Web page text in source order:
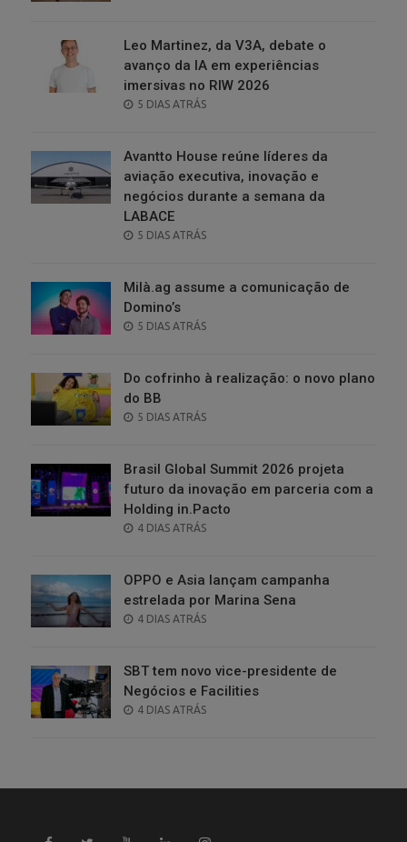
Leo Martinez, da V3A, debate o
avanço da IA em experiências
imersivas no RIW 2026
POSTED
5 DIAS ATRÁS
Avantto House reúne líderes da
aviação executiva, inovação e
negócios durante a semana da
LABACE
POSTED
5 DIAS ATRÁS
Milà.ag assume a comunicação de
Domino’s
POSTED
5 DIAS ATRÁS
Do cofrinho à realização: o novo plano
do BB
POSTED
5 DIAS ATRÁS
Brasil Global Summit 2026 projeta
futuro da inovação em parceria com a
Holding in.Pacto
POSTED
4 DIAS ATRÁS
OPPO e Asia lançam campanha
estrelada por Marina Sena
POSTED
4 DIAS ATRÁS
SBT tem novo vice-presidente de
Negócios e Facilities
POSTED
4 DIAS ATRÁS